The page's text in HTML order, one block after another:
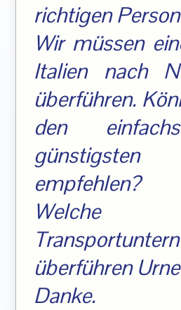
richtigen
Wir müssen
Italien nach
überführen.
den
empfehlen?
Welche
überführen
Danke.